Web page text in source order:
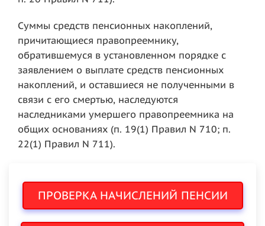
Суммы средств пенсионных накоплений,
причитающиеся правопреемнику,
обратившемуся в установленном порядке с
заявлением о выплате средств пенсионных
накоплений, и оставшиеся не полученными в
связи с его смертью, наследуются
наследниками умершего правопреемника на
общих основаниях (п. 19(1) Правил N 710; п.
22(1) Правил N 711).
ПРОВЕРКА НАЧИСЛЕНИЙ ПЕНСИИ